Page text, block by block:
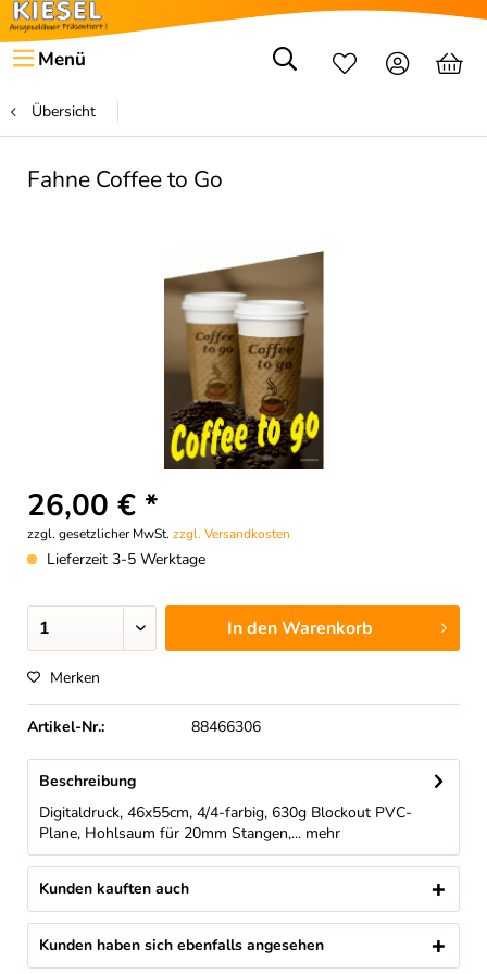
Menü
Übersicht
Fahne Coffee to Go
26,00 € *
zzgl. gesetzlicher MwSt. zzgl. Versandkosten
Lieferzeit 3-5 Werktage
In denWarenkorb
Merken
Artikel-Nr.: 88466306
Beschreibung
Digitaldruck, 46x55cm, 4/4-farbig, 630g Blockout PVC-
Plane, Hohlsaum für 20mm Stangen,... mehr
Kunden kauften auch
Kunden haben sich ebenfalls angesehen